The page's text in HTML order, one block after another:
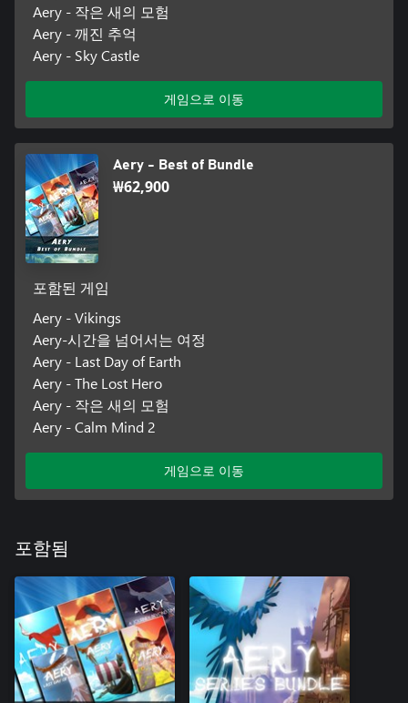
Aery - 작은 새의 모험
Aery - 깨진 추억
Aery - Sky Castle
게임으로 이동
Aery - Best of Bundle
₩62,900
포함된 게임
Aery - Vikings
Aery-시간을 넘어서는 여정
Aery - Last Day of Earth
Aery - The Lost Hero
Aery - 작은 새의 모험
Aery - Calm Mind 2
게임으로 이동
포함됨